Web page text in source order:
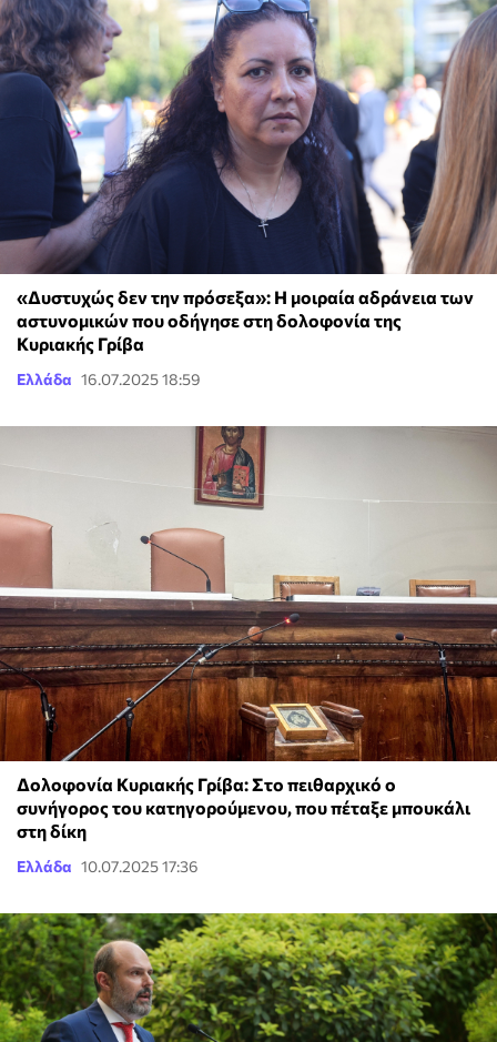
«Δυστυχώς δεν την πρόσεξα»: Η μοιραία αδράνεια των
αστυνομικών που οδήγησε στη δολοφονία της
Κυριακής Γρίβα
Ελλάδα 16.07.2025 18:59
Δολοφονία Κυριακής Γρίβα: Στο πειθαρχικό ο
συνήγορος του κατηγορούμενου, που πέταξε μπουκάλι
στη δίκη
Ελλάδα 10.07.2025 17:36